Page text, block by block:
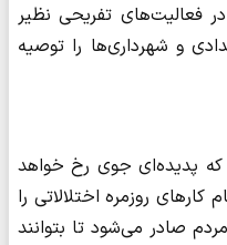
فعالیت‌های تفریحی نظیر
و شهرداری‌ها را توصیه
پدیده‌ای جوی رخ خواهد
روزمره اختلالاتی را
صادر می‌شود تا بتوانند